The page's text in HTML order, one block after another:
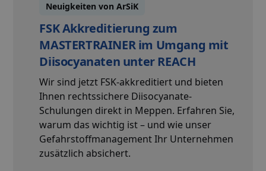
Neuigkeiten von ArSiK
FSK Akkreditierung zum
MASTERTRAINER im Umgang mit
Diisocyanaten unter REACH
Wir sind jetzt FSK-akkreditiert und bieten
Ihnen rechtssichere Diisocyanate-
Schulungen direkt in Meppen. Erfahren Sie,
warum das wichtig ist – und wie unser
Gefahrstoffmanagement Ihr Unternehmen
zusätzlich absichert.